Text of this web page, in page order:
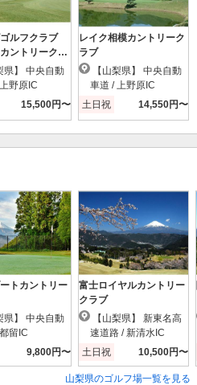
ルフクラブ
カントリークラ
野原IC
15,500円〜
レイク相模カントリーク
ラブ
車道 / 上野原IC
土日祝
14,550円〜
トカントリー
留IC
9,800円〜
富士ロイヤルカントリー
クラブ
速道路 / 新清水IC
土日祝
10,500円〜
山梨県のゴルフ場一覧を見る